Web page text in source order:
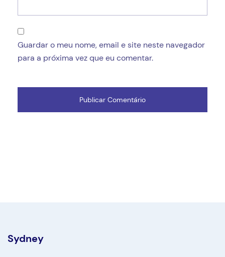
Guardar o meu nome, email e site neste navegador
para a próxima vez que eu comentar.
Sydney